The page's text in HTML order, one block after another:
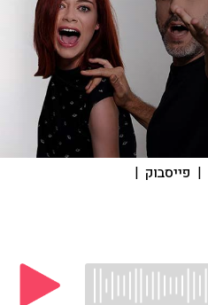
| פייסבוק |